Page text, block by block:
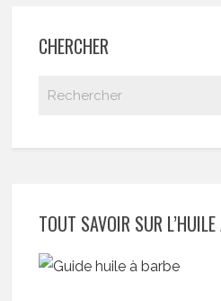
CHERCHER
TOUT SAVOIR SUR